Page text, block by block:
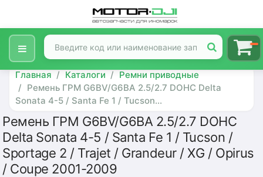
Главная Каталоги
Ремни приводные
Ремень ГРМ G6BV/G6BA 2.5/2.7 DOHC Delta
Sonata 4-5 / Santa Fe 1 / Tucson...
Ремень ГРМ G6BV/G6BA 2.5/2.7 DOHC
Delta Sonata 4-5 / Santa Fe 1 / Tucson /
Sportage 2 / Trajet / Grandeur / XG / Opirus
/ Coupe 2001-2009